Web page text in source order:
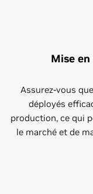
Mise
Assurez-vous
déployés
production, ce qui
le marché et de